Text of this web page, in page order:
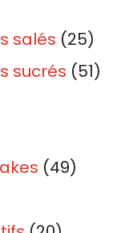
salés (25)
sucrés (51)
(49)